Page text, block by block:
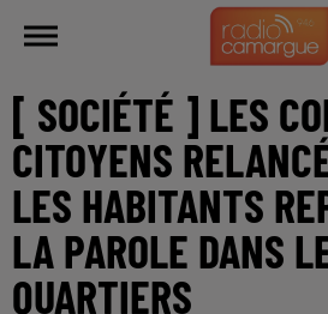
[ SOCIÉTÉ ] LES
CITOYENS
LES HABITANTS
LA PAROLE DANS
QUARTIERS